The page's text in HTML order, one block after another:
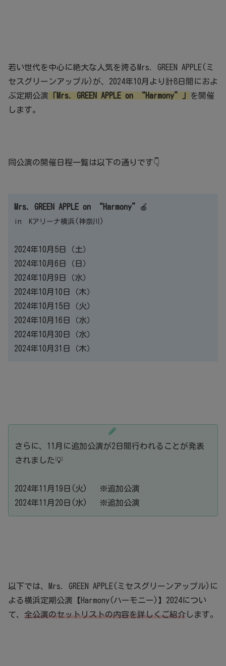
若い世代を中心に絶大な人気を誇るMrs. GREEN APPLE(ミ
セスグリーンアップル)が、2024年10月より計8日間におよ
ぶ定期公演 「Mrs. GREEN APPLE on “Harmony”」
を開催
します。
同公演の開催日程一覧は以下の通りです👇
Mrs. GREEN APPLE on “Harmony” 🍎
in Kアリーナ横浜(神奈川)
2024年10月5日（土）
2024年10月6日（日）
2024年10月9日（水）
2024年10月10日（木）
2024年10月15日（火）
2024年10月16日（水）
2024年10月30日（水）
2024年10月31日（木）
さらに、11月に追加公演が2日間行われることが発表
されました💡
2024年11月19日(火) ※追加公演
2024年11月20日(水) ※追加公演
以下では、Mrs. GREEN APPLE(ミセスグリーンアップル)に
よる横浜定期公演【Harmony(ハーモニー)】2024につい
て、 全公演のセットリストの内容を詳しくご紹介します。